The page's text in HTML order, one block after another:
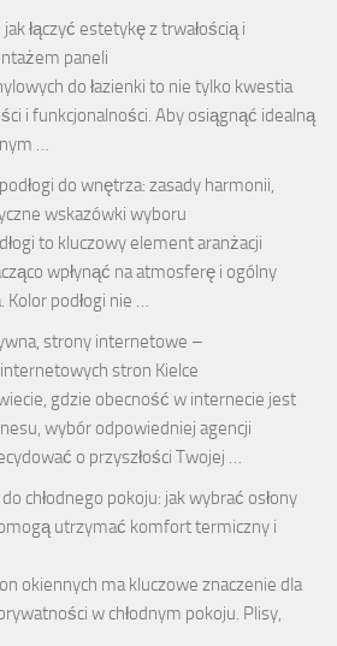
jak łączyć estetykę z trwałością i
paneli
do łazienki to nie tylko kwestia
i funkcjonalności. Aby osiągnąć idealną
…
do wnętrza: zasady harmonii,
wskazówki wyboru
to kluczowy element aranżacji
wpłynąć na atmosferę i ogólny
Kolor podłogi nie …
strony internetowe –
stron Kielce
gdzie obecność w internecie jest
wybór odpowiedniej agencji
o przyszłości Twojej …
do chłodnego pokoju: jak wybrać osłony
utrzymać komfort termiczny i
okiennych ma kluczowe znaczenie dla
w chłodnym pokoju. Plisy,